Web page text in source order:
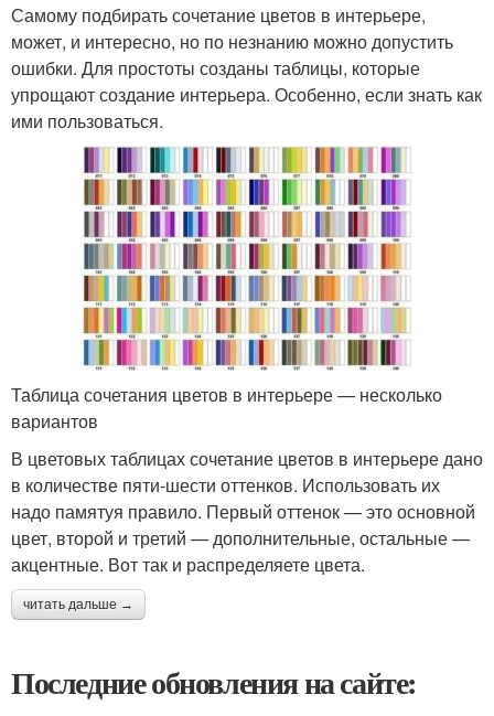
Самому подбирать сочетание цветов в интерьере,
может, и интересно, но по незнанию можно допустить
ошибки. Для простоты созданы таблицы, которые
упрощают создание интерьера. Особенно, если знать как
ими пользоваться.
Таблица сочетания цветов в интерьере — несколько
вариантов
В цветовых таблицах сочетание цветов в интерьере дано
в количестве пяти-шести оттенков. Использовать их
надо памятуя правило. Первый оттенок — это основной
цвет, второй и третий — дополнительные, остальные —
акцентные. Вот так и распределяете цвета.
читать дальше →
Последние обновления на сайте: